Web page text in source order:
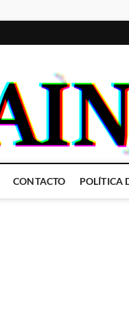
CONTACTO POLÍTICA